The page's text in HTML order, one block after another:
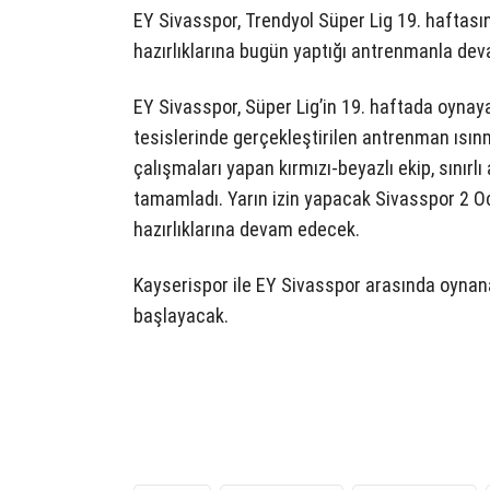
EY Sivasspor, Trendyol Süper Lig 19.
hazırlıklarına bugün yaptığı antrenmanla
EY Sivasspor, Süper Lig’in 19. haftada
tesislerinde gerçekleştirilen antrenman
çalışmaları yapan kırmızı-beyazlı ekip,
tamamladı. Yarın izin yapacak Sivasspor 2
hazırlıklarına devam edecek.
Kayserispor ile EY Sivasspor arasında
başlayacak.